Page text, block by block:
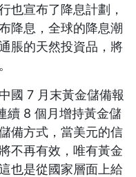
也宣布了降息計劃，
降息，全球的降息潮
脹的天然投資品，將
國 7 月末黃金儲備報
續 8 個月增持黃金儲
備方式，當美元的信
不再有效，唯有黃金
也是從國家層面上給